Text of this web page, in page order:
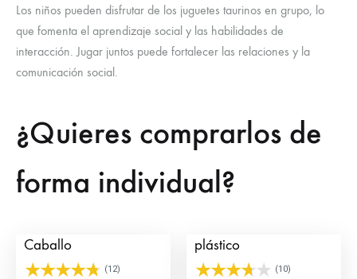
Los niños pueden disfrutar de los juguetes taurinos en grupo, lo
que fomenta el aprendizaje social y las habilidades de
interacción. Jugar juntos puede fortalecer las relaciones y la
comunicación social.
¿Quieres comprarlos de
forma individual?
Caballo
(12)
plástico
(10)